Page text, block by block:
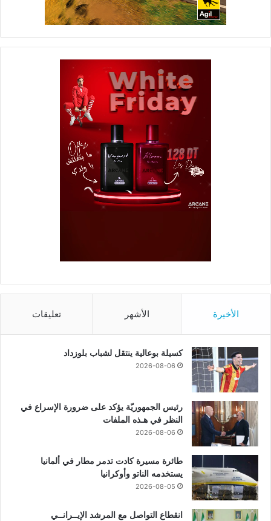
الأخيرة الأشهر تعليقات
كسيلة بوعالية ينتقل لشباب بلوزداد
2026-08-06
رئيس الجمهوريّة يؤكد على ضرورة الإسراع في
النظر في هـذه الملفات
2026-08-06
طائرة مسيرة كادت تدمر مطار في ألمانيا
يستخدمه الناتو وأوكرانيا
2026-08-05
انقطاع التواصل مع المرشد الإيــرانــي